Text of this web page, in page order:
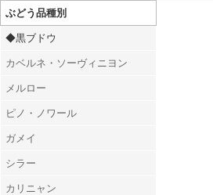
ぶどう品種別
◆黒ブドウ
カベルネ・ソーヴィニヨン
メルロー
ピノ・ノワール
ガメイ
シラー
カリニャン